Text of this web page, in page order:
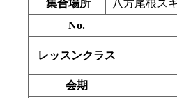
集合場所
八方尾根ス
No.
レッスンクラス
会期